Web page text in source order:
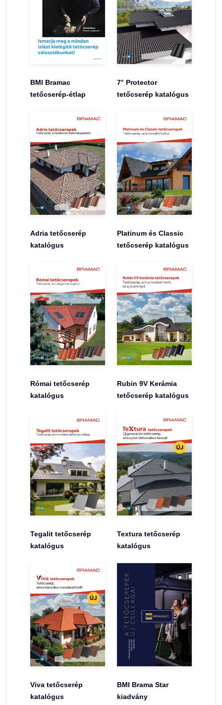
BMI Bramac
tetőcserép-étlap
7° Protector
tetőcserép katalógus
Adria tetőcserép
katalógus
Platinum és Classic
tetőcserép katalógus
Római tetőcserép
katalógus
Rubin 9V Kerámia
tetőcserép katalógus
Tegalit tetőcserép
katalógus
Textura tetőcserép
katalógus
Viva tetőcserép
katalógus
BMI Brama Star
kiadvány